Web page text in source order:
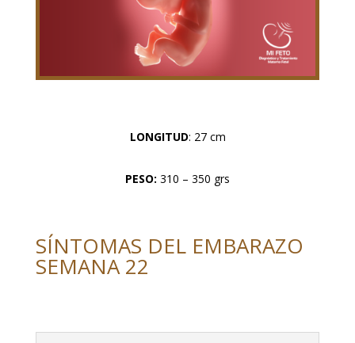
LONGITUD: 27 cm
PESO: 310 – 350 grs
SÍNTOMAS DEL EMBARAZO
SEMANA 22